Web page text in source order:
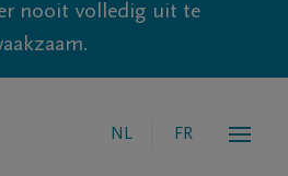
nooit volledig uit te
NL FR